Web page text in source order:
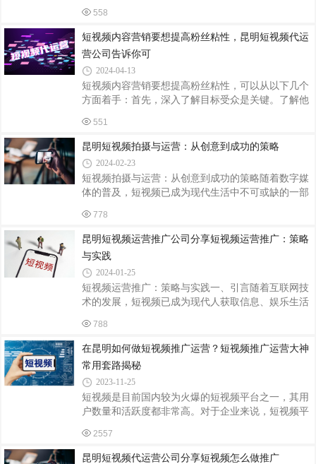
优势，提高品牌曝光度和影响力，吸引更多潜
前，首先要深入了解抖音平台的特点、用户群体、流
行趋势等。这有助于更好地定位目标受众，制定合适
的运营策略。内容策划与创作：内容是抖音运营的核
心。根据目标受众的喜好和需求，策划有吸引力的内
容主题，并创作出高质量的短视频。注意视频的长
度、节奏、画面质量等因素，以吸引用户的注意力。
发布与优化：选择合适的发布时间，确保视频能在用
户活跃的时间段内获得更多曝光。同时，利用抖音
558
短视频内容营销要想提高粉丝粘性，昆明短视频代运
营公司告诉你可
2024-04-13
短视频内容营销要想提高粉丝粘性，可以从以下几个
方面着手：首先，深入了解目标受众是关键。了解他
们口味的短视频内容。通过精准定位目标受众，我们
可以提供更有针对性的内容，从而增加粉丝的黏性和
参与度。其次，提供高质量、有趣、有价值的内容是
吸引和留住粉丝的核心。短视频内容应该具有创意性
和新颖性，能够引发观众的兴趣和共鸣。同时，内容
要与品牌形象和产品特点相契合，以展示品牌的独特
性和优势。第三，保持频繁的互动和沟通也是提高粉
551
昆明短视频拍摄与运营：从创意到成功的策略
2024-02-23
短视频拍摄与运营：从创意到成功的策略随着数字媒
体的普及，短视频已成为现代生活中不可或缺的一部
独特的魅力吸引了大量的观众。因此，对于想要在数
字世界中脱颖而出的人来说，了解短视频拍摄和运营
的技巧至关重要。一、短视频拍摄：创意与技术并重
1. 创意构思：一个好的短视频首先要有吸引人的故事
和创意。明确视频的主题和目标受众，并以此为基础
构思出引人入胜的故事线。同时，要注意视频的节奏
和情感表达，以吸引观众的注意力。2. 拍摄技巧：高
质量的画面和稳定的摄像是制作短视频的基
778
昆明短视频运营推广公司分享短视频运营推广：策略
与实践
2024-01-25
短视频运营推广：策略与实践一、引言随着互联网技
术的发展，短视频已成为现代人获取信息、娱乐生活
和内容创作者关注的焦点。本文将探讨短视频运营推
广的策略与实践。二、短视频运营推广策略1. 定位明
确：在制作短视频前，应明确目标受众，根据受众需
求确定内容方向。精准的定位有助于提高内容质量和
吸引力，进而提升用户粘性。2. 创意为王：短视频的
核心竞争力在于创意。只有新颖、有趣的内容才能吸
引用户关注，并在众多竞争者中脱颖而出。3. 内容质
量：高质量的内容是吸引用户、留住用户的
788
在昆明如何做短视频推广运营？短视频推广运营大神
常用套路揭秘
2023-11-25
短视频是目前国内较为火爆的短视频平台之一，其用
户数量和活跃度都非常高。对于企业来说，短视频平
正短视频代运营小编将深度剖析短视频推广运营的各
种问题，并提供真实、充实的内容供读者参考。
2557
昆明短视频代运营公司分享短视频怎么做推广